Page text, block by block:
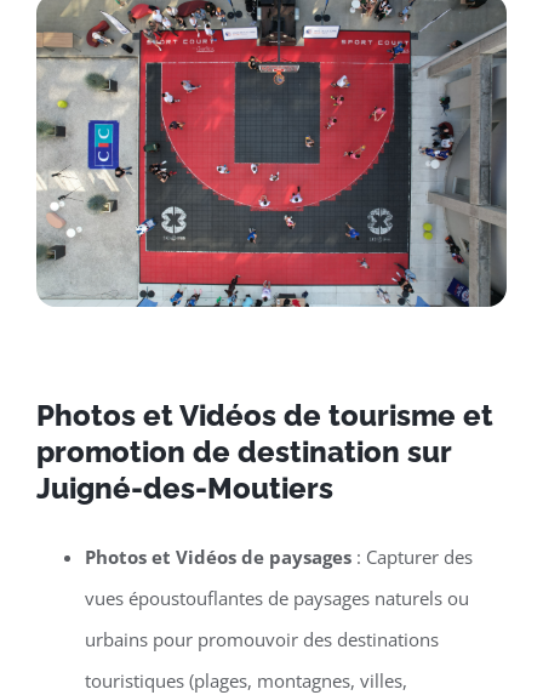
Photos et Vidéos de tourisme et
promotion de destination sur
Juigné-des-Moutiers
Photos et Vidéos de paysages: Capturer des
vues époustouflantes de paysages naturels ou
urbains pour promouvoir des destinations
touristiques (plages, montagnes, villes,